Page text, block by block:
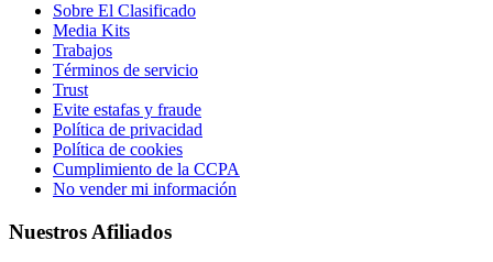
Sobre El Clasificado
Media Kits
Trabajos
Términos de servicio
Trust
Evite estafas y fraude
Política de privacidad
Política de cookies
Cumplimiento de la CCPA
No vender mi información
Nuestros Afiliados